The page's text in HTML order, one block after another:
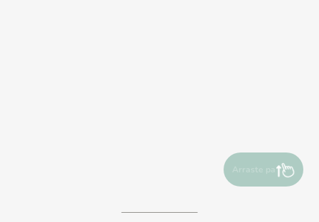
Arraste para ver